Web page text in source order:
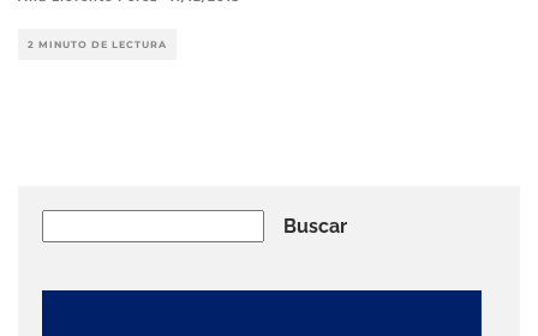
2 MINUTO DE LECTURA
Buscar